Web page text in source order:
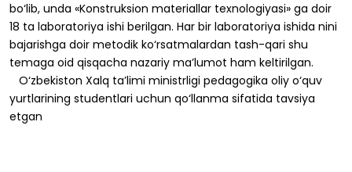
bo‘lib, unda «Konstruksion materiallar texnologiyasi» ga doir
18 ta laboratoriya ishi berilgan. Har bir laboratoriya ishida nini
bajarishga doir metodik ko‘rsatmalardan tash-qari shu
temaga oid qisqacha nazariy ma’lumot ham keltirilgan.
O‘zbekiston Xalq ta’limi ministrligi pedagogika oliy o‘quv
yurtlarining studentlari uchun qo‘llanma sifatida tavsiya
etgan